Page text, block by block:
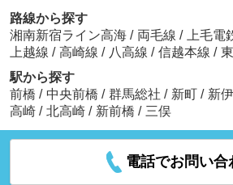
路線から探す
湘南新宿ライン高海 / 両毛線 / 上毛電
上越線 / 高崎線 / 八高線 / 信越本線 /
駅から探す
前橋 / 中央前橋 / 群馬総社 / 新町 / 新
高崎 / 北高崎 / 新前橋 / 三俣
電話でお問い合